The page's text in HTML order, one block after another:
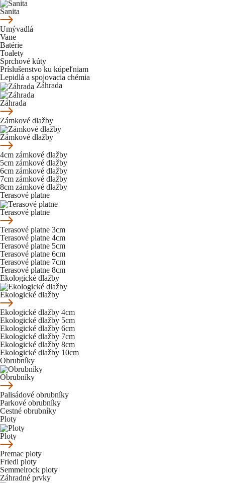
Sanita
Umývadlá
Vane
Batérie
Toalety
Sprchové kúty
Príslušenstvo ku kúpeľniam
Lepidlá a spojovacia chémia
Záhrada
Záhrada
Zámkové dlažby
Zámkové dlažby
4cm zámkové dlažby
5cm zámkové dlažby
6cm zámkové dlažby
7cm zámkové dlažby
8cm zámkové dlažby
Terasové platne
Terasové platne
Terasové platne 3cm
Terasové platne 4cm
Terasové platne 5cm
Terasové platne 6cm
Terasové platne 7cm
Terasové platne 8cm
Ekologické dlažby
Ekologické dlažby
Ekologické dlažby 4cm
Ekologické dlažby 5cm
Ekologické dlažby 6cm
Ekologické dlažby 7cm
Ekologické dlažby 8cm
Ekologické dlažby 10cm
Obrubníky
Obrubníky
Palisádové obrubníky
Parkové obrubníky
Cestné obrubníky
Ploty
Ploty
Premac ploty
Friedl ploty
Semmelrock ploty
Záhradné prvky